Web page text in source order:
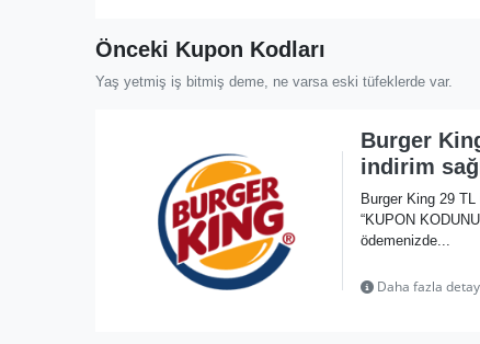
Önceki Kupon Kodları
Yaş yetmiş iş bitmiş deme, ne varsa eski tüfeklerde var.
Burger
indirim
Burger King 29 TL
“KUPON
ödemenizde...
Daha fazla detay